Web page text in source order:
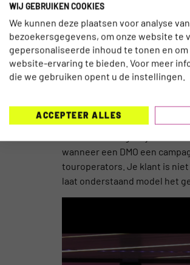
Terwijl dat eigenlijk heel raar
de bezoeker eigenlijk het
wanneer een DMO een
touroperators. Je klant is niet
laat onderstaand model het
WIJ GEBRUIKEN COOKIES
We kunnen deze plaatsen voor analyse
bezoekersgegevens, om onze website te
gepersonaliseerde inhoud te tonen en
website-ervaring te bieden. Voor meer
die we gebruiken opent u de instellingen.
ACCEPTEER ALLES